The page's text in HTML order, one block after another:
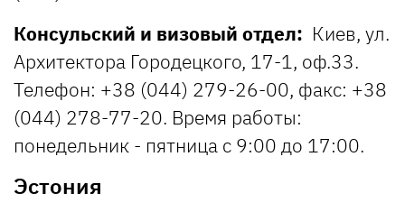
Консульский и визовый отдел: Киев, ул.
Архитектора Городецкого, 17-1, оф.33.
Телефон: +38 (044) 279-26-00, факс: +38
(044) 278-77-20. Время работы:
понедельник - пятница с 9:00 до 17:00.
Эстония